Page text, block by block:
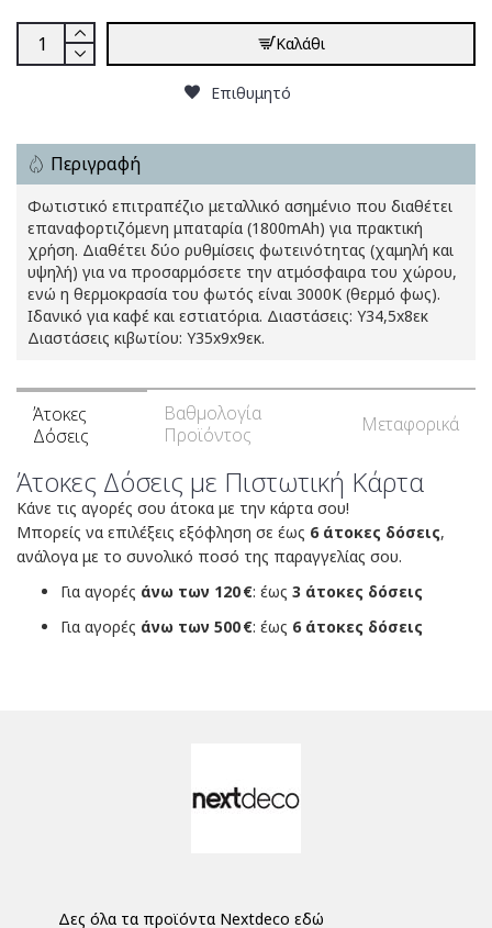
Καλάθι
Επιθυμητό
Περιγραφή
Φωτιστικό επιτραπέζιο μεταλλικό ασημένιο που διαθέτει
επαναφορτιζόμενη μπαταρία (1800mAh) για πρακτική
χρήση. Διαθέτει δύο ρυθμίσεις φωτεινότητας (χαμηλή και
υψηλή) για να προσαρμόσετε την ατμόσφαιρα του χώρου,
ενώ η θερμοκρασία του φωτός είναι 3000K (θερμό φως).
Ιδανικό για καφέ και εστιατόρια. Διαστάσεις: Υ34,5x8εκ
Διαστάσεις κιβωτίου: Υ35x9x9εκ.
Άτοκες
Δόσεις
Βαθμολογία
Προϊόντος
Μεταφορικά
Άτοκες Δόσεις με Πιστωτική Κάρτα
Κάνε τις αγορές σου άτοκα με την κάρτα σου!
Μπορείς να επιλέξεις εξόφληση σε έως 6 άτοκες δόσεις,
ανάλογα με το συνολικό ποσό της παραγγελίας σου.
Για αγορές άνω των 120 €: έως 3 άτοκες δόσεις
Για αγορές άνω των 500 €: έως 6 άτοκες δόσεις
Δες όλα τα προϊόντα Nextdeco εδώ